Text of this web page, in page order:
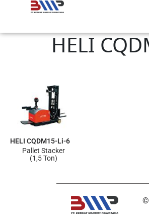
HELI
HELI CQDM15-Li-6
Pallet Stacker
(1,5 Ton)
©